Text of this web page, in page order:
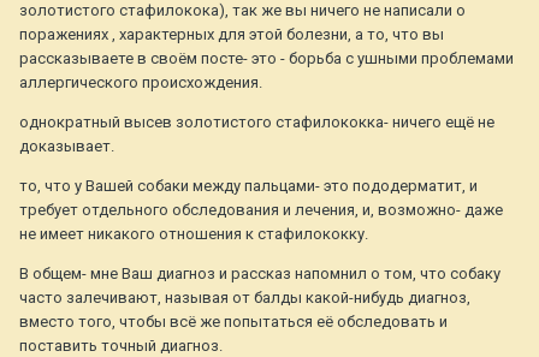
золотистого стафилокока), так же вы ничего не написали о
поражениях , характерных для этой болезни, а то, что вы
рассказываете в своём посте- это - борьба с ушными проблемами
аллергического происхождения.
однократный высев золотистого стафилококка- ничего ещё не
доказывает.
то, что у Вашей собаки между пальцами- это пододерматит, и
требует отдельного обследования и лечения, и, возможно- даже
не имеет никакого отношения к стафилококку.
В общем- мне Ваш диагноз и рассказ напомнил о том, что собаку
часто залечивают, называя от балды какой-нибудь диагноз,
вместо того, чтобы всё же попытаться её обследовать и
поставить точный диагноз.